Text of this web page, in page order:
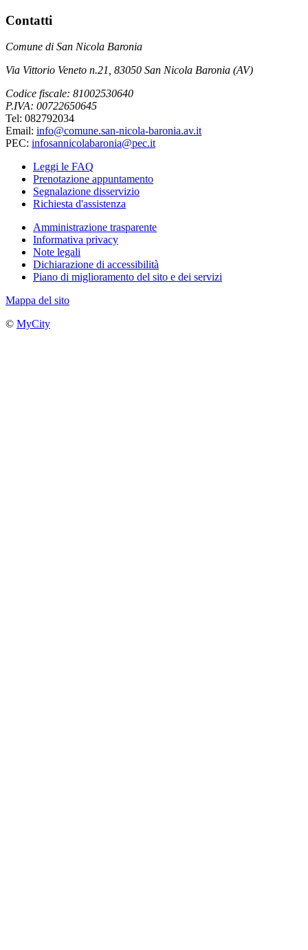
Contatti
Comune di San Nicola Baronia
Via Vittorio Veneto n.21, 83050 San Nicola Baronia (AV)
Codice fiscale: 81002530640
P.IVA: 00722650645
Tel: 082792034
Email: info@comune.san-nicola-baronia.av.it
PEC: infosannicolabaronia@pec.it
Leggi le FAQ
Prenotazione appuntamento
Segnalazione disservizio
Richiesta d'assistenza
Amministrazione trasparente
Informativa privacy
Note legali
Dichiarazione di accessibilità
Piano di miglioramento del sito e dei servizi
Mappa del sito
© MyCity